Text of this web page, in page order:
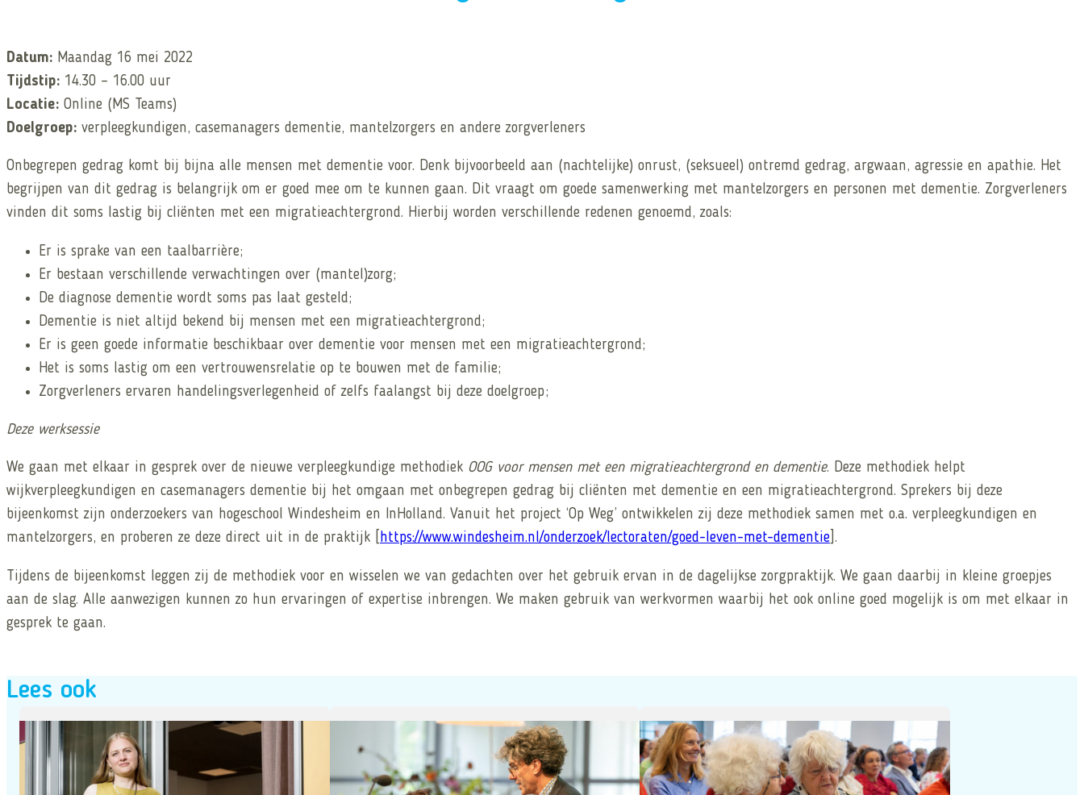
Datum: Maandag 16 mei 2022
Tijdstip: 14.30 – 16.00 uur
Locatie: Online (MS Teams)
Doelgroep: verpleegkundigen, casemanagers dementie, mantelzorgers en andere zorgverleners
Onbegrepen gedrag komt bij bijna alle mensen met dementie voor. Denk bijvoorbeeld aan (nachtelijke) onrust, (seksueel) ontremd gedrag, argwaan, agressie en apathie. Het
begrijpen van dit gedrag is belangrijk om er goed mee om te kunnen gaan. Dit vraagt om goede samenwerking met mantelzorgers en personen met dementie. Zorgverleners
vinden dit soms lastig bij cliënten met een migratieachtergrond. Hierbij worden verschillende redenen genoemd, zoals:
Er is sprake van een taalbarrière;
Er bestaan verschillende verwachtingen over (mantel)zorg;
De diagnose dementie wordt soms pas laat gesteld;
Dementie is niet altijd bekend bij mensen met een migratieachtergrond;
Er is geen goede informatie beschikbaar over dementie voor mensen met een migratieachtergrond;
Het is soms lastig om een vertrouwensrelatie op te bouwen met de familie;
Zorgverleners ervaren handelingsverlegenheid of zelfs faalangst bij deze doelgroep;
Deze werksessie
We gaan met elkaar in gesprek over de nieuwe verpleegkundige methodiek OOG voor mensen met een migratieachtergrond en dementie. Deze methodiek helpt
wijkverpleegkundigen en casemanagers dementie bij het omgaan met onbegrepen gedrag bij cliënten met dementie en een migratieachtergrond. Sprekers bij deze
bijeenkomst zijn onderzoekers van hogeschool Windesheim en InHolland. Vanuit het project ‘Op Weg’ ontwikkelen zij deze methodiek samen met o.a. verpleegkundigen en
mantelzorgers, en proberen ze deze direct uit in de praktijk [ https://www.windesheim.nl/onderzoek/lectoraten/goed-leven-met-dementie ].
Tijdens de bijeenkomst leggen zij de methodiek voor en wisselen we van gedachten over het gebruik ervan in de dagelijkse zorgpraktijk. We gaan daarbij in kleine groepjes
aan de slag. Alle aanwezigen kunnen zo hun ervaringen of expertise inbrengen. We maken gebruik van werkvormen waarbij het ook online goed mogelijk is om met elkaar in
gesprek te gaan.
Lees ook